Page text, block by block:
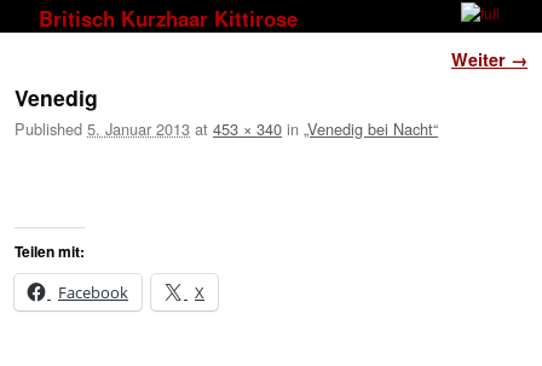
Zum Inhalt wechseln
Zum sekundären Inhalt wechseln
Britisch Kurzhaar Kittirose
Weiter →
Venedig
Published 5. Januar 2013 at 453 × 340 in „Venedig bei Nacht“
Teilen mit:
Facebook
X